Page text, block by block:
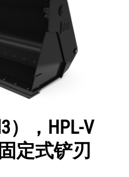
），HPL-V
定式铲刃